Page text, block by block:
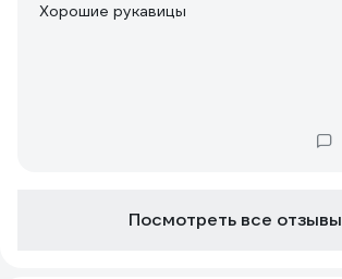
Хорошие рукавицы
Посмотреть все отзывы